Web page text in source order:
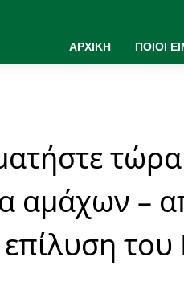
ΑΡΧΙΚΗ ΠΟΙΟΙ
αμάχων –
του